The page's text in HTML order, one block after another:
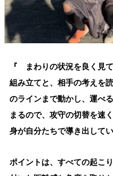
『 まわりの状況を良く見
組み立てと、相手の考えを
のラインまで動かし、運べ
まるので、攻守の切替を速
身が自分たちで導き出して
ポイントは、すべての起こ